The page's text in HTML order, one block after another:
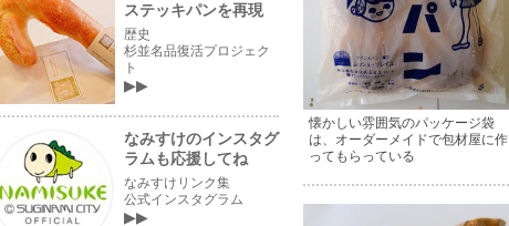
ステッキパンを再現
歴史
杉並名品復活プロジェク
ト
なみすけのインスタグ
ラムも応援してね
なみすけリンク集
公式インスタグラム
懐かしい雰囲気のパッケージ袋
は、オーダーメイドで包材屋に作
ってもらっている